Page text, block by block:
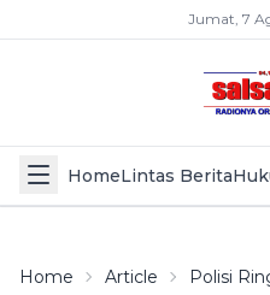
Jumat, 7
HomeLintas Berita
Home Article Polisi